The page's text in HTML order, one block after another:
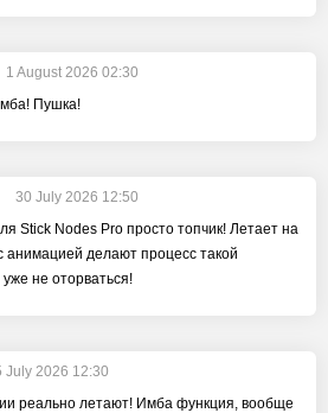
1 August 2026 02:30
Пушка!
30 July 2026 12:50
Stick Nodes Pro просто топчик! Летает на
анимацией делают процесс такой
не оторваться!
July 2026 12:30
реально летают! Имба функция, вообще